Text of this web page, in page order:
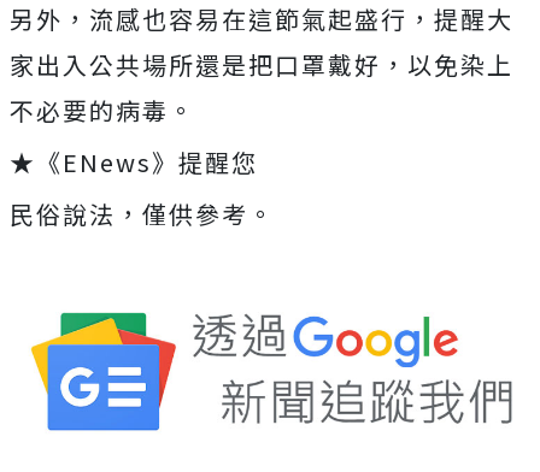
另外，流感也容易在這節氣起盛行，提醒大
家出入公共場所還是把口罩戴好，以免染上
不必要的病毒。
★《ENews》提醒您
民俗說法，僅供參考。